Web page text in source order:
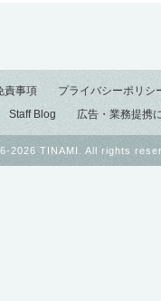
責事項 プライバシーポリシ
Staff Blog 広告・業務提携
2026 TINAMI. All rights